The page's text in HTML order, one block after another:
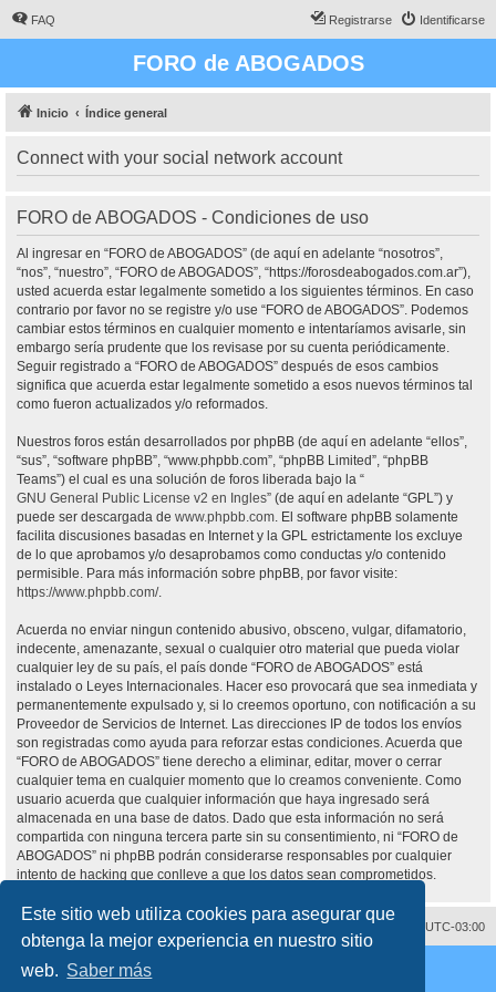
Este sitio web utiliza cookies para asegurar que
obtenga la mejor experiencia en nuestro sitio
web. Saber más
FAQ Identificarse
Registrarse
FORO de ABOGADOS
Inicio Índice general
Connect with your social network account
FORO de ABOGADOS - Condiciones de uso
Al ingresar en “FORO de ABOGADOS” (de aquí en adelante “nosotros”,
“nos”, “nuestro”, “FORO de ABOGADOS”, “https://forosdeabogados.com.ar”),
usted acuerda estar legalmente sometido a los siguientes términos. En caso
contrario por favor no se registre y/o use “FORO de ABOGADOS”. Podemos
cambiar estos términos en cualquier momento e intentaríamos avisarle, sin
embargo sería prudente que los revisase por su cuenta periódicamente.
Seguir registrado a “FORO de ABOGADOS” después de esos cambios
significa que acuerda estar legalmente sometido a esos nuevos términos tal
como fueron actualizados y/o reformados.
Nuestros foros están desarrollados por phpBB (de aquí en adelante “ellos”,
“sus”, “software phpBB”, “www.phpbb.com”, “phpBB Limited”, “phpBB
Teams”) el cual es una solución de foros liberada bajo la “
GNU General Public License v2 en Ingles” (de aquí en adelante “GPL”) y
puede ser descargada de www.phpbb.com. El software phpBB solamente
facilita discusiones basadas en Internet y la GPL estrictamente los excluye
de lo que aprobamos y/o desaprobamos como conductas y/o contenido
permisible. Para más información sobre phpBB, por favor visite:
https://www.phpbb.com/.
Acuerda no enviar ningun contenido abusivo, obsceno, vulgar, difamatorio,
indecente, amenazante, sexual o cualquier otro material que pueda violar
cualquier ley de su país, el país donde “FORO de ABOGADOS” está
instalado o Leyes Internacionales. Hacer eso provocará que sea inmediata y
permanentemente expulsado y, si lo creemos oportuno, con notificación a su
Proveedor de Servicios de Internet. Las direcciones IP de todos los envíos
son registradas como ayuda para reforzar estas condiciones. Acuerda que
“FORO de ABOGADOS” tiene derecho a eliminar, editar, mover o cerrar
cualquier tema en cualquier momento que lo creamos conveniente. Como
usuario acuerda que cualquier información que haya ingresado será
almacenada en una base de datos. Dado que esta información no será
compartida con ninguna tercera parte sin su consentimiento, ni “FORO de
ABOGADOS” ni phpBB podrán considerarse responsables por cualquier
intento de hacking que conlleve a que los datos sean comprometidos.
Todos los horarios son UTC-03:00
Borrar cookies
Desarrollado por
® Forum Software © phpBB Limited
Traducción al español porphpBB España